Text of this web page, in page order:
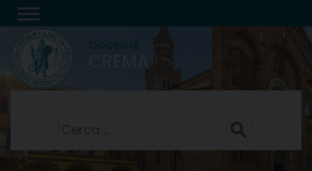
Skip
to
content
CREMA